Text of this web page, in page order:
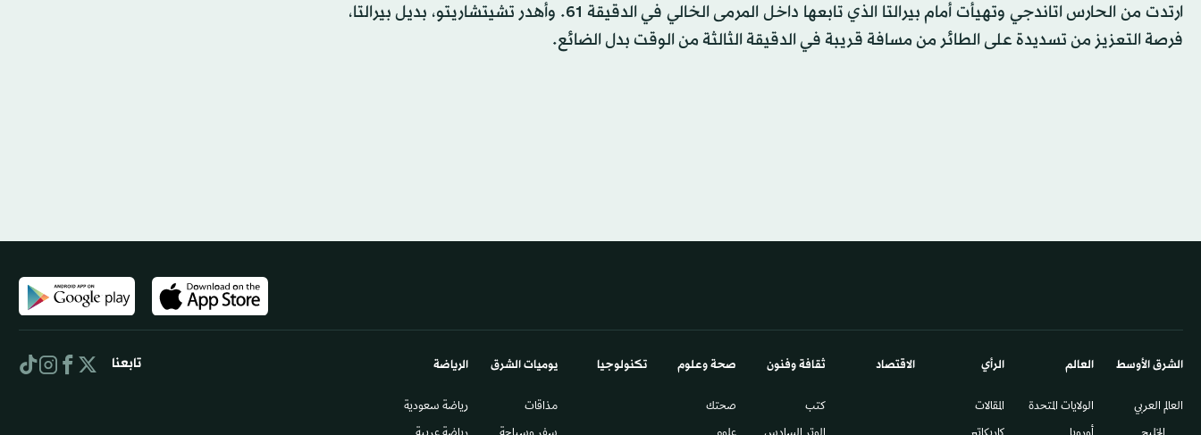
ارتدت من الحارس اتاندجي وتهيأت أمام بيرالتا الذي تابعها داخل المرمى الخالي في الدقيقة 61. وأهدر تشيتشاريتو، بديل بيرالتا،
فرصة التعزيز من تسديدة على الطائر من مسافة قريبة في الدقيقة الثالثة من الوقت بدل الضائع.
الشرق الأوسط​
العالم العربي
العالم
الولايات المتحدة
الرأي
المقالات
الاقتصاد ثقافة وفنون
كتب
صحة وعلوم
صحتك
تكنولوجيا يوميات الشرق​
مذاقات
الرياضة
رياضة سعودية
تابعنا